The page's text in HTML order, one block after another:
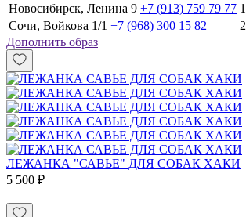
Новосибирск, Ленина 9 +7 (913) 759 79 77 1
Сочи, Войкова 1/1 +7 (968) 300 15 82
2
Дополнить образ
ЛЕЖАНКА "САВЬЕ" ДЛЯ СОБАК ХАКИ
5 500 ₽